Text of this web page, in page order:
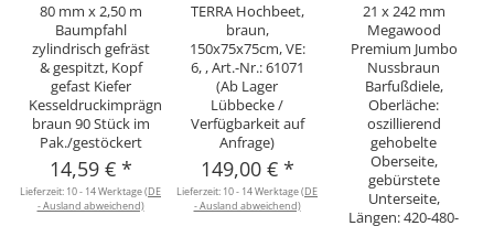
80 mm x 2,50 m
Baumpfahl
zylindrisch gefräst
& gespitzt, Kopf
gefast Kiefer
Kesseldruckimprägniert
braun 90 Stück im
Pak./gestöckert
14,59 € *
Lieferzeit: 10 - 14 Werktage(DE
- Ausland abweichend)
TERRA Hochbeet,
braun,
150x75x75cm, VE:
6, , Art.-Nr.: 61071
(Ab Lager
Lübbecke /
Verfügbarkeit auf
Anfrage)
149,00 € *
Lieferzeit: 10 - 14 Werktage(DE
- Ausland abweichend)
21 x 242 mm
Megawood
Premium Jumbo
Nussbraun
Barfußdiele,
Oberläche:
oszillierend
gehobelte
Oberseite,
gebürstete
Unterseite,
Längen: 420-480-